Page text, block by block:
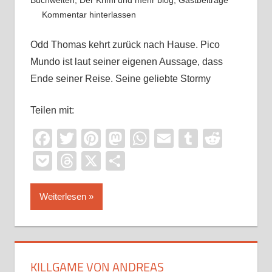
Kommentar hinterlassen
Odd Thomas kehrt zurück nach Hause. Pico
Mundo ist laut seiner eigenen Aussage, dass
Ende seiner Reise. Seine geliebte Stormy
Teilen mit:
Facebook
TwitterPinterest
Mastodon
WhatsApp
EmailTumblr
PocketThreads
X
Weiterlesen
KILLGAME VON ANDREAS